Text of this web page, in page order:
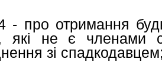
- про отримання
які не є членами
зі